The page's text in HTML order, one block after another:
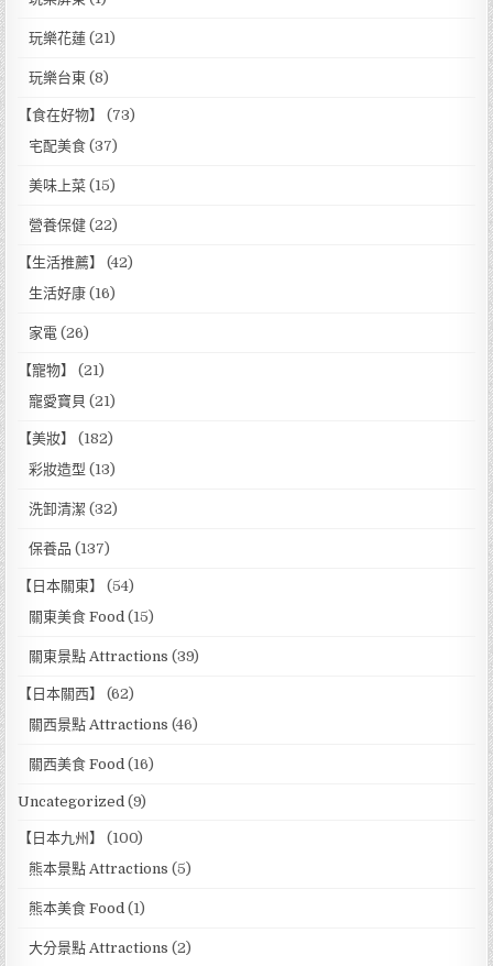
玩樂花蓮 (21)
玩樂台東 (8)
【食在好物】
(73)
宅配美食 (37)
美味上菜 (15)
營養保健 (22)
【生活推薦】
(42)
生活好康 (16)
家電 (26)
【寵物】
(21)
寵愛寶貝 (21)
【美妝】
(182)
彩妝造型 (13)
洗卸清潔 (32)
保養品 (137)
【日本關東】
(54)
關東美食 Food (15)
關東景點 Attractions (39)
【日本關西】
(62)
關西景點 Attractions (46)
關西美食 Food (16)
Uncategorized (9)
【日本九州】
(100)
熊本景點 Attractions (5)
熊本美食 Food (1)
大分景點 Attractions (2)